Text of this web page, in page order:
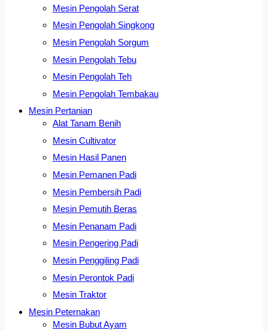
Mesin Pengolah Serat
Mesin Pengolah Singkong
Mesin Pengolah Sorgum
Mesin Pengolah Tebu
Mesin Pengolah Teh
Mesin Pengolah Tembakau
Mesin Pertanian
Alat Tanam Benih
Mesin Cultivator
Mesin Hasil Panen
Mesin Pemanen Padi
Mesin Pembersih Padi
Mesin Pemutih Beras
Mesin Penanam Padi
Mesin Pengering Padi
Mesin Penggiling Padi
Mesin Perontok Padi
Mesin Traktor
Mesin Peternakan
Mesin Bubut Ayam